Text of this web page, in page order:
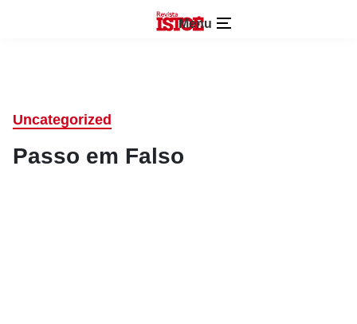
Menu
Uncategorized
Passo em Falso